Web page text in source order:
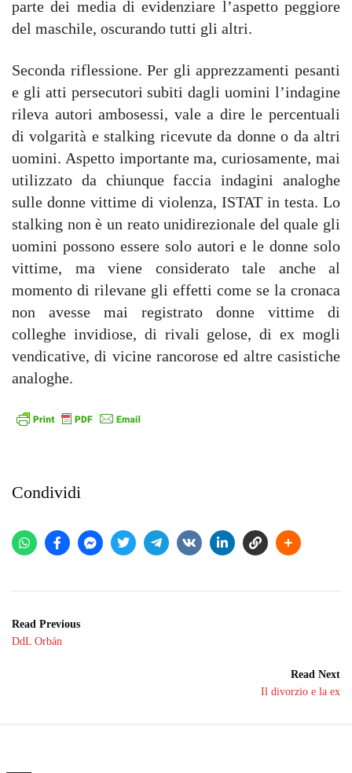
parte dei media di evidenziare l’aspetto peggiore
del maschile, oscurando tutti gli altri.
Seconda riflessione. Per gli apprezzamenti pesanti
e gli atti persecutori subiti dagli uomini l’indagine
rileva autori ambosessi, vale a dire le percentuali
di volgarità e stalking ricevute da donne o da altri
uomini. Aspetto importante ma, curiosamente, mai
utilizzato da chiunque faccia indagini analoghe
sulle donne vittime di violenza, ISTAT in testa. Lo
stalking non è un reato unidirezionale del quale gli
uomini possono essere solo autori e le donne solo
vittime, ma viene considerato tale anche al
momento di rilevane gli effetti come se la cronaca
non avesse mai registrato donne vittime di
colleghe invidiose, di rivali gelose, di ex mogli
vendicative, di vicine rancorose ed altre casistiche
analoghe.
Condividi
Read Previous
DdL Orbán
Read Next
Il divorzio e la ex